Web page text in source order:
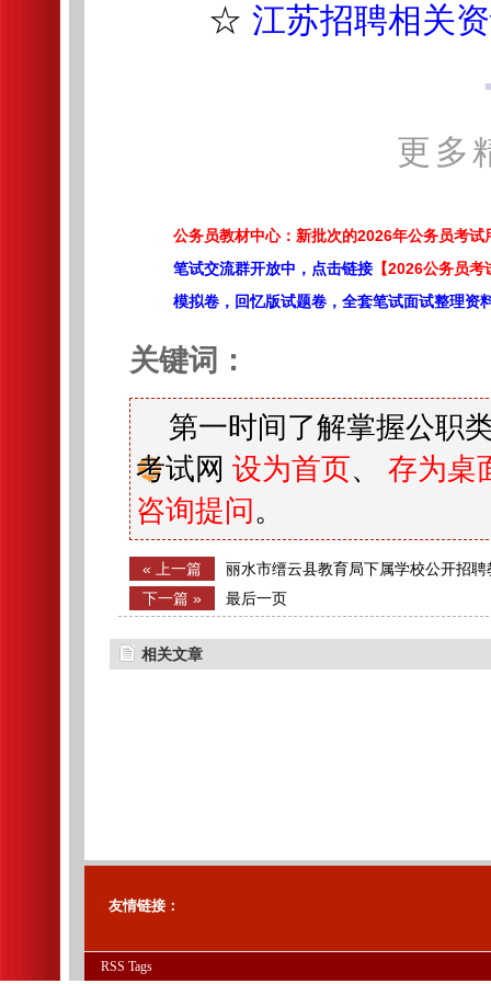
☆ 江苏招聘相关
更多
公务员教材中心：新批次的2026年公务员考试
笔试交流群开放中，点击链接 【2026公务员
模拟卷，回忆版试题卷，全套笔试面试整理资
关键词：
第一时间了解掌握公职
考试网 设为首页、 存为桌
咨询提问 。
« 上一篇
丽水市缙云县教育局下属学校公开招
下一篇 »
最后一页
相关文章
友情链接：
RSS Tags